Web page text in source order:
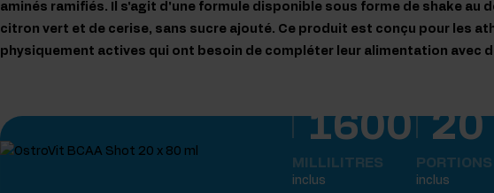
aminés ramifiés. Il s'agit d'une formule disponible sous forme de shake au
citron vert et de cerise, sans sucre ajouté. Ce produit est conçu pour les
physiquement actives qui ont besoin de compléter leur alimentation avec
1600
MILLILITRES
inclus
20
PORTIONS
inclus